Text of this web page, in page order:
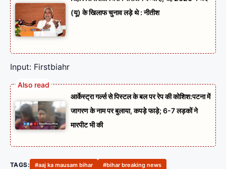
(यू) के खिलाफ चुनाव लड़े थे : नीतीश
Input: Firstbiahr
आर्केस्ट्रा गर्ल्स से पिस्टल के बल पर रेप की कोशिश:पटना में
जागरण के नाम पर बुलाया, कपड़े फाड़े; 6-7 लड़कों ने
मारपीट भी की
TAGS: #aaj ka mausam bihar #bihar breaking news